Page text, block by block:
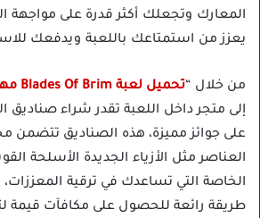
المعارك وتجعلك أكثر قدرة على مواجهة
يعزز من استمتاعك باللعبة ويدفعك
من خلال “تحميل لعبة Blades Of Brim مهكرة
إلى متجر داخل اللعبة تقدر شراء صناديق
على جوائز مميزة، هذه الصناديق تتضمن
العناصر مثل الأزياء الجديدة الأسلحة
الخاصة التي تساعدك في ترقية المعززات،
طريقة رائعة للحصول على مكافآت قيمة